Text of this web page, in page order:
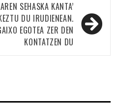
SEHASKA KANTA’
DU IRUDIENEAN.
EGOTEA ZER DEN
KONTATZEN DU